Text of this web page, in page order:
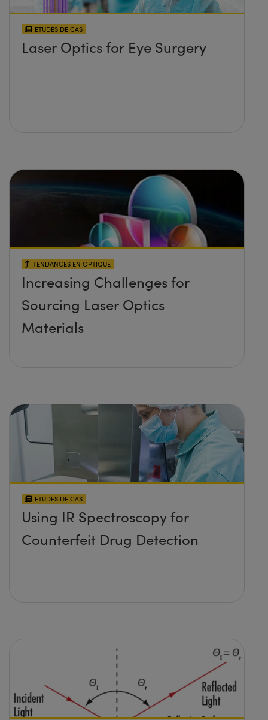
ETUDES DE CAS
Laser Optics for Eye Surgery
TENDANCES EN OPTIQUE
Increasing Challenges for
Sourcing Laser Optics
Materials
ETUDES DE CAS
Using IR Spectroscopy for
Counterfeit Drug Detection